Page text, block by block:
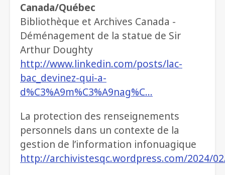
Canada/Québec
Bibliothèque et Archives Canada -
Déménagement de la statue de Sir
Arthur Doughty
http://www.linkedin.com/posts/lac-
bac_devinez-qui-a-
d%C3%A9m%C3%A9nag%C…
La protection des renseignements
personnels dans un contexte de la
gestion de l’information infonuagique
http://archivistesqc.wordpress.com/2024/